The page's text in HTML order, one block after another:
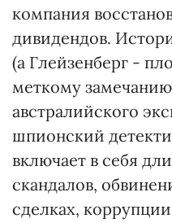
компания
дивидендов.
(а Глейзенберг -
меткому
австралийского
шпионский
включает в себя
скандалов,
сделках,